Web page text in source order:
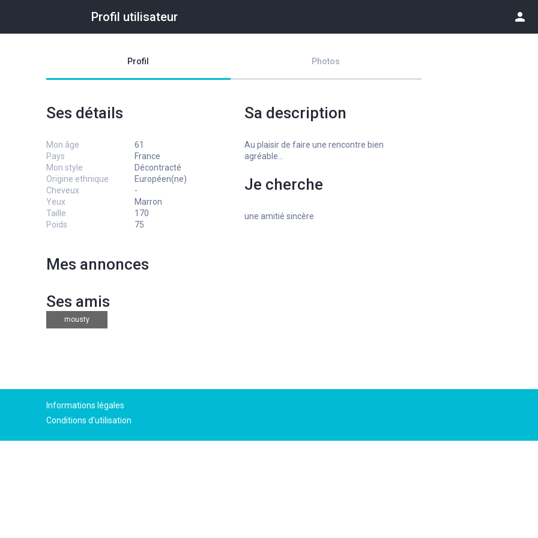
Profil utilisateur person
Profil Photos
Ses détails
Mon âge
61
Pays
France
Mon style
Décontracté
Origine ethnique
Européen(ne)
Cheveux
-
Yeux
Marron
Taille
170
Poids
75
Sa description
Au plaisir de faire une rencontre bien
agréable...
Je cherche
une amitié sincère
Mes annonces
Ses amis
mousty
Informations légales
Conditions d'utilisation